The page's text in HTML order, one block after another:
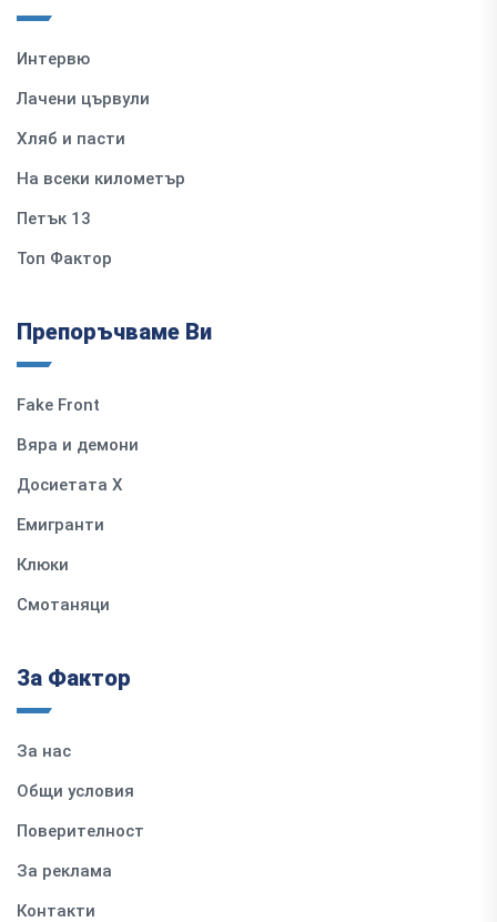
Интервю
Лачени цървули
Хляб и пасти
На всеки километър
Петък 13
Топ Фактор
Препоръчваме Ви
Fake Front
Вяра и демони
Досиетата Х
Емигранти
Клюки
Смотаняци
За Фактор
За нас
Общи условия
Поверителност
За реклама
Контакти